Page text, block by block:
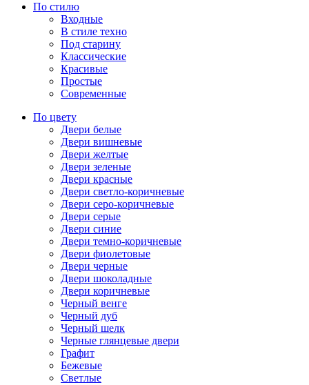
По стилю
Входные
В стиле техно
Под старину
Классические
Красивые
Простые
Современные
По цвету
Двери белые
Двери вишневые
Двери желтые
Двери зеленые
Двери красные
Двери светло-коричневые
Двери серо-коричневые
Двери серые
Двери синие
Двери темно-коричневые
Двери фиолетовые
Двери черные
Двери шоколадные
Двери коричневые
Черный венге
Черный дуб
Черный шелк
Черные глянцевые двери
Графит
Бежевые
Светлые